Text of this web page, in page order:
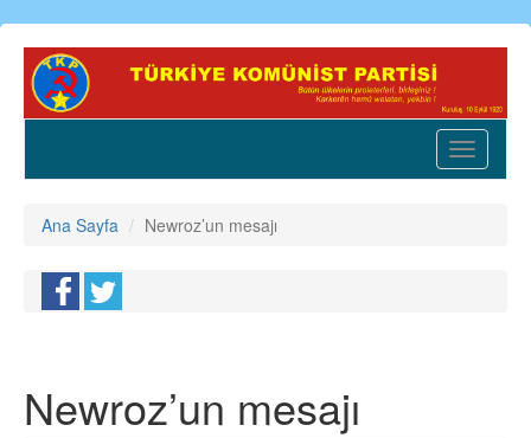
Ana
içeriğe
Toggle
Ana Sayfa Newroz’un mesajı
Newroz’un mesajı